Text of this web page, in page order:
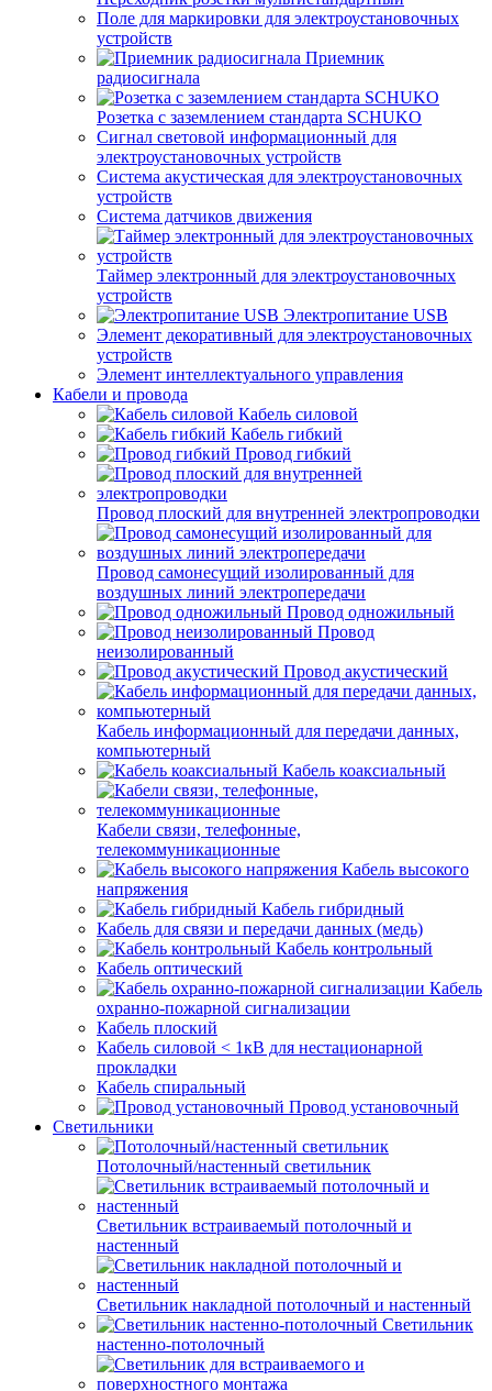
Поле для маркировки для электроустановочных
устройств
Приемник
радиосигнала
Розетка с заземлением стандарта SCHUKO
Сигнал световой информационный для
электроустановочных устройств
Система акустическая для электроустановочных
устройств
Система датчиков движения
Таймер электронный для электроустановочных
устройств
Электропитание USB
Элемент декоративный для электроустановочных
устройств
Элемент интеллектуального управления
Кабели и провода
Кабель силовой
Кабель гибкий
Провод гибкий
Провод плоский для внутренней электропроводки
Провод самонесущий изолированный для
воздушных линий электропередачи
Провод одножильный
Провод
неизолированный
Провод акустический
Кабель информационный для передачи данных,
компьютерный
Кабель коаксиальный
Кабели связи, телефонные,
телекоммуникационные
Кабель высокого
напряжения
Кабель гибридный
Кабель для связи и передачи данных (медь)
Кабель контрольный
Кабель оптический
Кабель
охранно-пожарной сигнализации
Кабель плоский
Кабель силовой < 1кВ для нестационарной
прокладки
Кабель спиральный
Провод установочный
Светильники
Потолочный/настенный светильник
Светильник встраиваемый потолочный и
настенный
Светильник накладной потолочный и настенный
Светильник
настенно-потолочный